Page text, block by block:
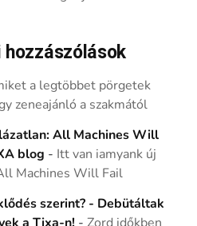
a legtöbbet pörgetek
zeneajánló a szakmától
All Machines Will
blog - Itt van iamyank új
Machines Will Fail
szerint? - Debütáltak